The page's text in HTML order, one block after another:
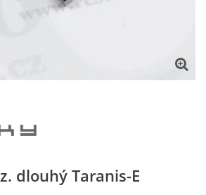
dlouhý Taranis-E